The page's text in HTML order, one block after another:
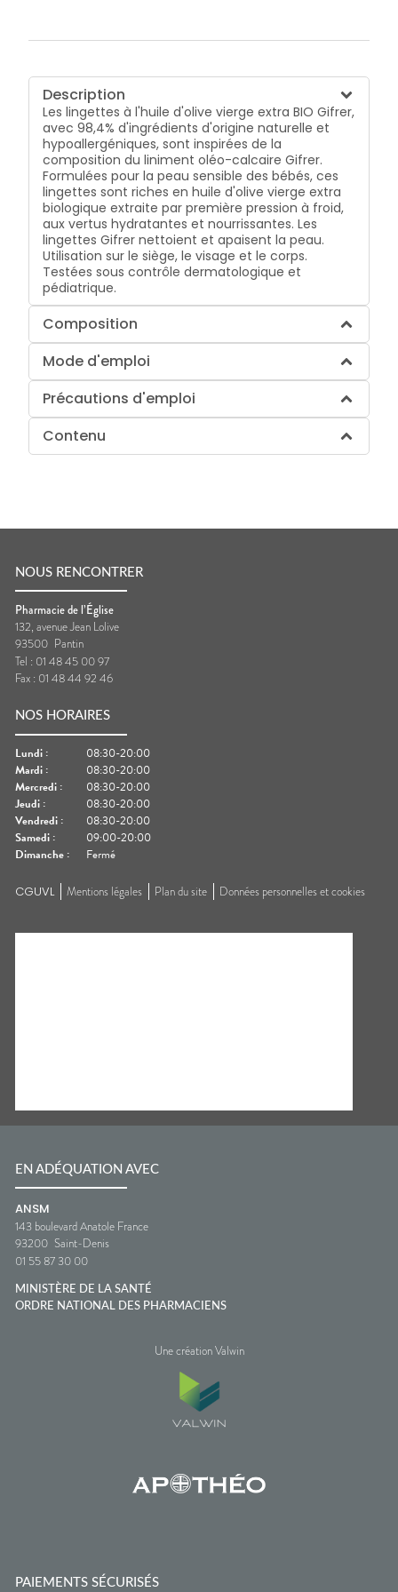
Description
Les lingettes à l'huile d'olive vierge extra BIO Gifrer,
avec 98,4% d'ingrédients d'origine naturelle et
hypoallergéniques, sont inspirées de la
composition du liniment oléo-calcaire Gifrer.
Formulées pour la peau sensible des bébés, ces
lingettes sont riches en huile d'olive vierge extra
biologique extraite par première pression à froid,
aux vertus hydratantes et nourrissantes. Les
lingettes Gifrer nettoient et apaisent la peau.
Utilisation sur le siège, le visage et le corps.
Testées sous contrôle dermatologique et
pédiatrique.
Composition
Mode d'emploi
Précautions d'emploi
Contenu
NOUS RENCONTRER
Pharmacie de l’Église
132, avenue Jean Lolive
93500 Pantin
Tel : 01 48 45 00 97
Fax : 01 48 44 92 46
NOS HORAIRES
Lundi :
08:30-20:00
Mardi :
08:30-20:00
Mercredi :
08:30-20:00
Jeudi :
08:30-20:00
Vendredi :
08:30-20:00
Samedi :
09:00-20:00
Dimanche : Fermé
CGUVL Mentions légales Plan du site Données personnelles et cookies
EN ADÉQUATION AVEC
ANSM
143 boulevard Anatole France
93200 Saint-Denis
01 55 87 30 00
MINISTÈRE DE LA SANTÉ
ORDRE NATIONAL DES PHARMACIENS
Une création Valwin
PAIEMENTS SÉCURISÉS